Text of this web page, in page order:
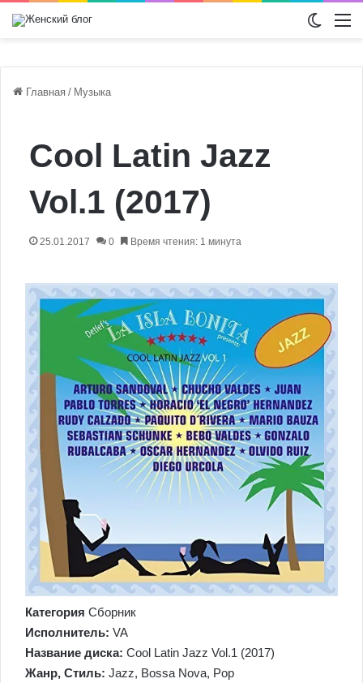
Главная / Музыка
Cool Latin Jazz
Vol.1 (2017)
25.01.2017 0 Время чтения: 1 минута
Категория Сборник
Исполнитель: VA
Название диска: Cool Latin Jazz Vol.1 (2017)
Жанр, Стиль: Jazz, Bossa Nova, Pop